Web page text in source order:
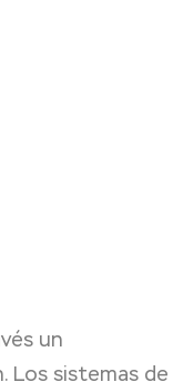
un
Los sistemas de